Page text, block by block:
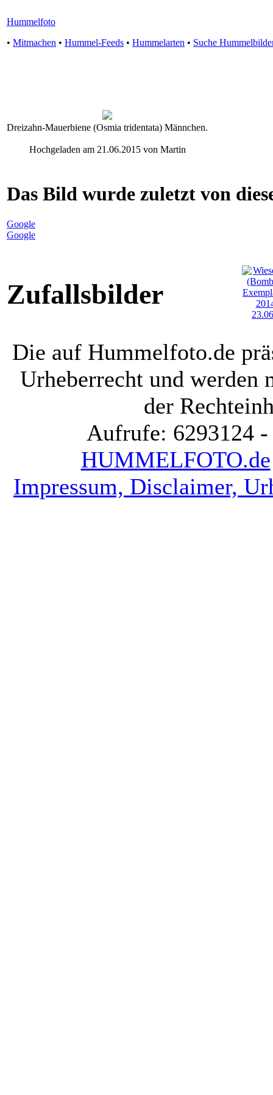
Hummelfoto
• Mitmachen • Hummel-Feeds • Hummelarten • Suche
Dreizahn-Mauerbiene (Osmia tridentata) Männchen.
Hochgeladen am 21.06.2015 von Martin
Das Bild wurde zuletzt von
Google
Google
Zufallsbilder
Die auf Hummelfoto.de
Urheberrecht und werden
der
Aufrufe: 6293124
HUMMELFOTO.de
Impressum, Disclaimer,